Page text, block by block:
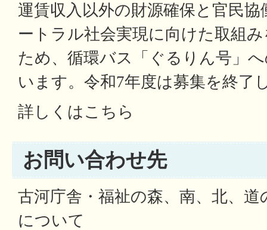
運賃収入以外の財源確保と官民
ートラル社会実現に向けた取組
ため、循環バス「ぐるりん号」
います。令和7年度は募集を終了
詳しくはこちら
お問い合わせ先
古河庁舎・福祉の森、南、北、
について